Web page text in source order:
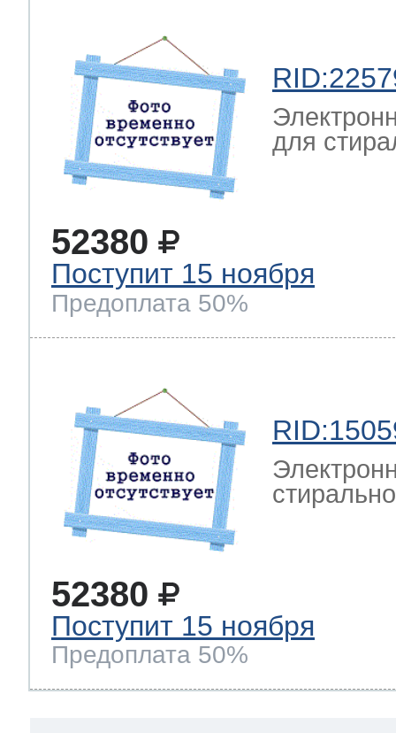
для
52380
Поступит 15 ноября
Предоплата 50%
52380
Поступит 15 ноября
Предоплата 50%